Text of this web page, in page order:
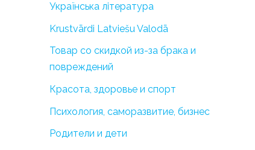
Українська література
Krustvārdi Latviešu Valodā
Товар со скидкой из-за брака и
повреждений
Красота, здоровье и спорт
Психология, саморазвитие, бизнес
Родители и дети